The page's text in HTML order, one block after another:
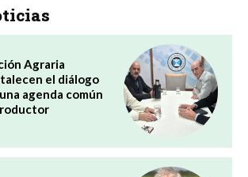
Agraria
el diálogo
agenda común